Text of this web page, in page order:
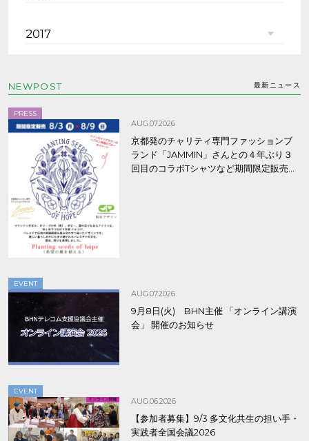
2017
NEWPOST 最新ニュース
PRESS
AUG.07.2026
京都発のチャリティ専門ファッションブ
ランド「JAMMIN」さんとの４年ぶり３
回目のコラボTシャツなど期間限定販売、
EVENT
AUG.07.2026
9月8日(火) BHN主催 「オンライン講演
会」 開催のお知らせ
EVENT
AUG.06.2026
【参加者募集】9/3 多文化共生の担い手・
実践者全国会議2026